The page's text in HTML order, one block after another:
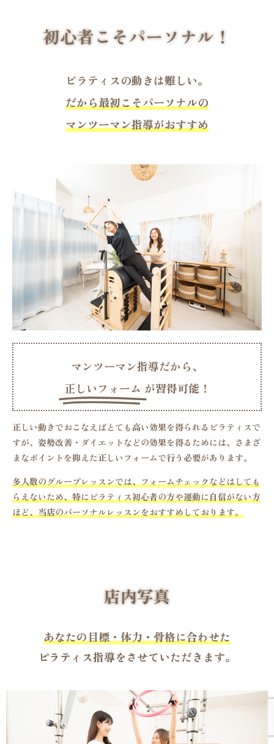
初心者こそパーソナル！
ピラティスの動きは難しい。
だから最初こそパーソナルの
マンツーマン指導がおすすめ
マンツーマン指導だから、
正しいフォーム が習得可能！
正しい動きでおこなえばとても高い効果を得られるピラティスで
すが、姿勢改善・ダイエットなどの効果を得るためには、さまざ
まなポイントを抑えた正しいフォームで行う必要があります。
多人数のグループレッスンでは、フォームチェックなどはしても
らえないため、特にピラティス初心者の方や運動に自信がない方
ほど、当店のパーソナルレッスンをおすすめしております。
店内写真
あなたの目標・体力・骨格に合わせた
ピラティス指導をさせていただきます。
＼ 体験レッスン０円キャンペーン中／
１分で簡単 LINEで体験申込み